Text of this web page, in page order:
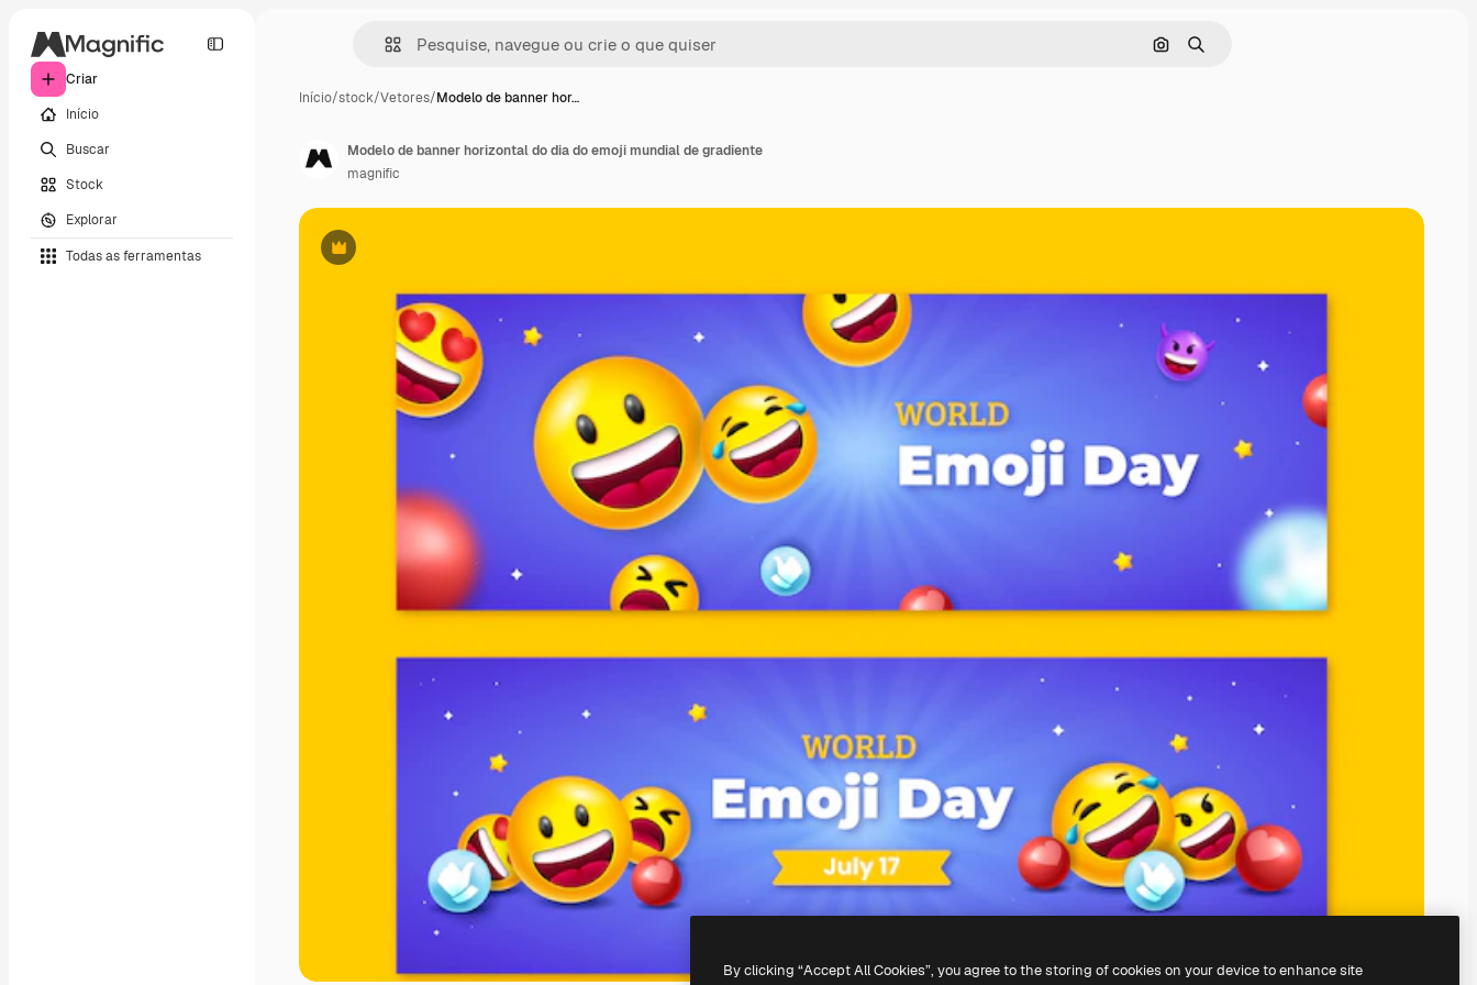
Criar
Início
Buscar
Stock
Explorar
Todas as ferramentas
Pesquisar por imagem
Buscar
Início/stock/Vetores/Modelo de banner hor…
Premium
Modelo de banner horizontal do dia do emoji mundial de gradiente
magnific
By clicking “Accept All Cookies”, you agree to the storing of cookies on your device to enhance site